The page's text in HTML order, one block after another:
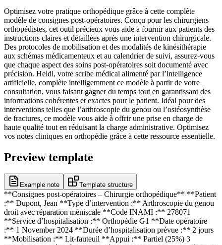
Optimisez votre pratique orthopédique grâce à cette complète
modèle de consignes post-opératoires. Conçu pour les chirurgiens
orthopédistes, cet outil précieux vous aide à fournir aux patients des
instructions claires et détaillées après une intervention chirurgicale.
Des protocoles de mobilisation et des modalités de kinésithérapie
aux schémas médicamenteux et au calendrier de suivi, assurez-vous
que chaque aspect des soins post-opératoires soit documenté avec
précision. Heidi, votre scribe médical alimenté par l’intelligence
artificielle, complète intelligemment ce modèle à partir de votre
consultation, vous faisant gagner du temps tout en garantissant des
informations cohérentes et exactes pour le patient. Idéal pour des
interventions telles que l’arthroscopie du genou ou l’ostéosynthèse
de fractures, ce modèle vous aide à offrir une prise en charge de
haute qualité tout en réduisant la charge administrative. Optimisez
vos notes cliniques en orthopédie grâce à cette ressource essentielle.
Preview template
Example note Template structure
**Consignes post-opératoires – Chirurgie orthopédique** **Patient
:** Dupont, Jean **Type d’intervention :** Arthroscopie du genou
droit avec réparation méniscale **Code INAMI :** 278071
**Service d’hospitalisation :** Orthopédie G1 **Date opératoire
:** 1 November 2024 **Durée d’hospitalisation prévue :** 2 jours
**Mobilisation :** Lit-fauteuil **Appui :** Partiel (25%) 3